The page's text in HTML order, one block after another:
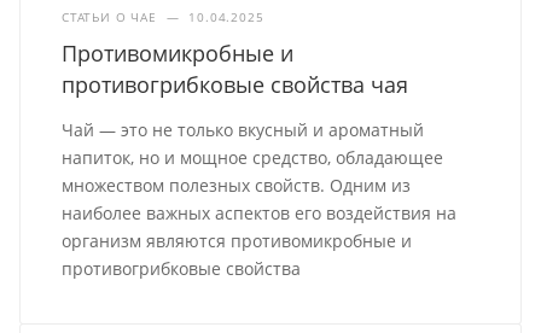
СТАТЬИ О ЧАЕ — 10.04.2025
Противомикробные и
противогрибковые свойства чая
Чай — это не только вкусный и ароматный
напиток, но и мощное средство, обладающее
множеством полезных свойств. Одним из
наиболее важных аспектов его воздействия на
организм являются противомикробные и
противогрибковые свойства